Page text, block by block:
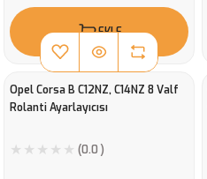
EKLE
Opel Corsa B C12NZ, C14NZ 8 Valf
Rolanti Ayarlayıcısı
(0.0 )